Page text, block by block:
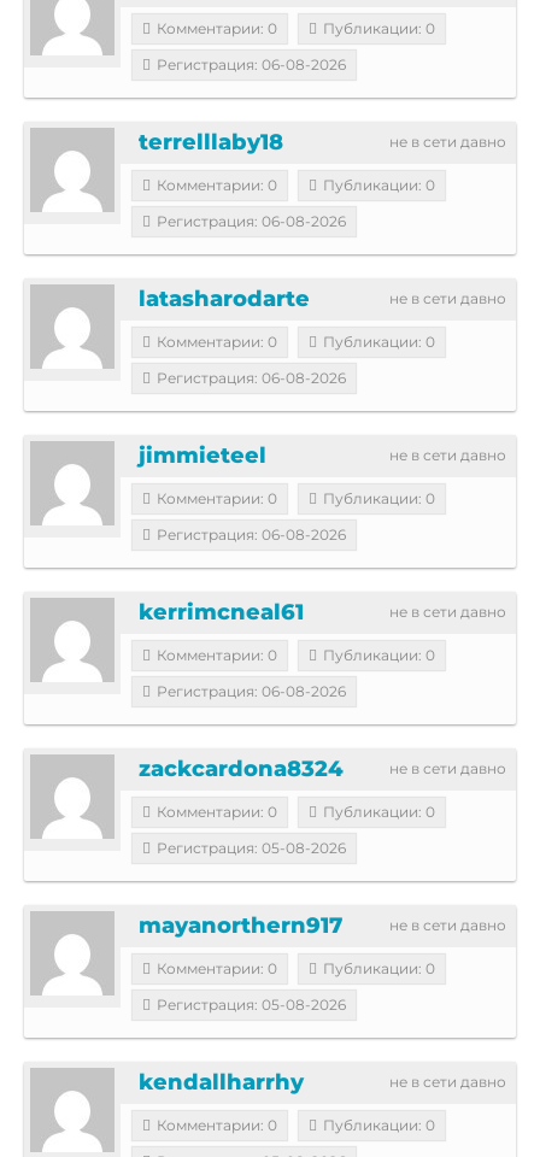
Комментарии: 0
Публикации: 0
Регистрация: 06-08-2026
не в сети давно
terrelllaby18
Комментарии: 0
Публикации: 0
Регистрация: 06-08-2026
не в сети давно
latasharodarte
Комментарии: 0
Публикации: 0
Регистрация: 06-08-2026
не в сети давно
jimmieteel
Комментарии: 0
Публикации: 0
Регистрация: 06-08-2026
не в сети давно
kerrimcneal61
Комментарии: 0
Публикации: 0
Регистрация: 06-08-2026
не в сети давно
zackcardona8324
Комментарии: 0
Публикации: 0
Регистрация: 05-08-2026
не в сети давно
mayanorthern917
Комментарии: 0
Публикации: 0
Регистрация: 05-08-2026
не в сети давно
kendallharrhy
Комментарии: 0
Публикации: 0